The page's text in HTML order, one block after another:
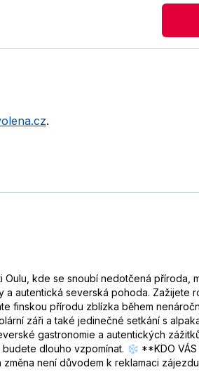
.
kde se snoubí nedotčená příroda,
autentická severská pohoda. Zažijete
finskou přírodu zblízka během
záři a také jedinečné setkání s
gastronomie a autentických
dlouho vzpomínat. ❄️ **KDO VÁS
není důvodem k reklamaci